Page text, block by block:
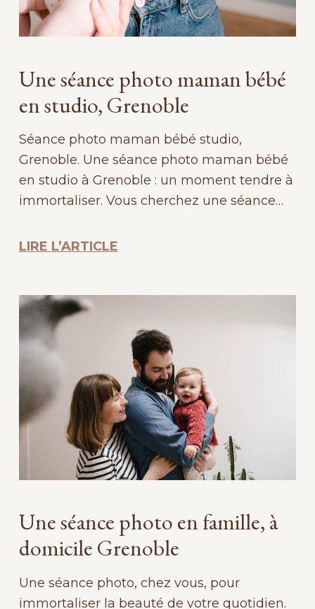
Une séance photo maman bébé
en studio, Grenoble
Séance photo maman bébé studio,
Grenoble. Une séance photo maman bébé
en studio à Grenoble : un moment tendre à
immortaliser. Vous cherchez une séance…
LIRE L’ARTICLE
Une séance photo en famille, à
domicile Grenoble
Une séance photo, chez vous, pour
immortaliser la beauté de votre quotidien.